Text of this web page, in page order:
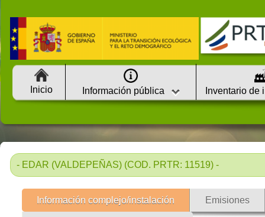
Inicio Información pública Inventario de
- EDAR (VALDEPEÑAS) (COD. PRTR: 11519) -
Información complejo/instalación Emisiones